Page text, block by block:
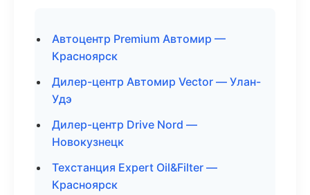
Автоцентр Premium Автомир —
Красноярск
Дилер-центр Автомир Vector — Улан-
Удэ
Дилер-центр Drive Nord —
Новокузнецк
Техстанция Expert Oil&Filter —
Красноярск